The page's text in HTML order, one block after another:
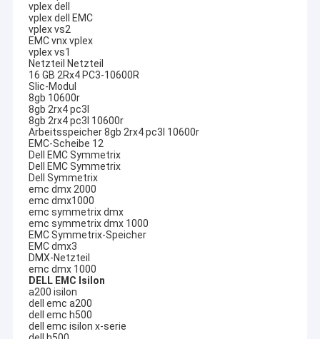
vplex dell
vplex dell EMC
vplex vs2
EMC vnx vplex
vplex vs1
Netzteil Netzteil
16 GB 2Rx4 PC3-10600R
Slic-Modul
8gb 10600r
8gb 2rx4 pc3l
8gb 2rx4 pc3l 10600r
Arbeitsspeicher 8gb 2rx4 pc3l 10600r
EMC-Scheibe 12
Dell EMC Symmetrix
Dell EMC Symmetrix
Dell Symmetrix
emc dmx 2000
emc dmx1000
emc symmetrix dmx
emc symmetrix dmx 1000
EMC Symmetrix-Speicher
EMC dmx3
DMX-Netzteil
emc dmx 1000
DELL EMC Isilon
a200 isilon
dell emc a200
dell emc h500
dell emc isilon x-serie